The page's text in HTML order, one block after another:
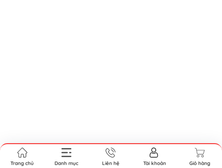
Trang chủ Danh mục Liên hệ Tài khoản Giỏ hàng